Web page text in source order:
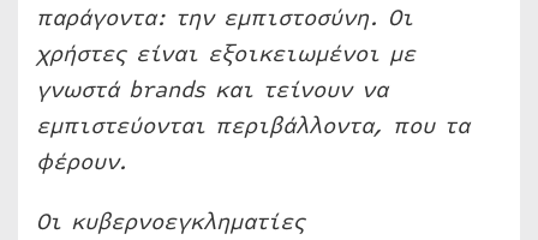
παράγοντα: την εμπιστοσύνη. Οι
χρήστες είναι εξοικειωμένοι με
γνωστά brands και τείνουν να
εμπιστεύονται περιβάλλοντα, που τα
φέρουν.
Οι κυβερνοεγκληματίες